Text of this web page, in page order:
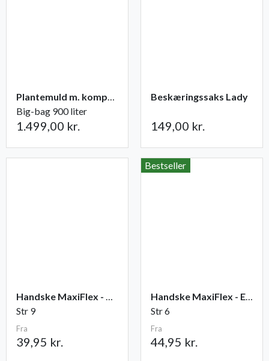
Plantemuld m. kompost fra Champost
Big-bag 900 liter
1.499,00 kr.
Beskæringssaks Lady
149,00 kr.
Handske MaxiFlex - Ultimate
Str 9
Fra
39,95 kr.
Bestseller
Handske MaxiFlex - Endurance
Str 6
Fra
44,95 kr.